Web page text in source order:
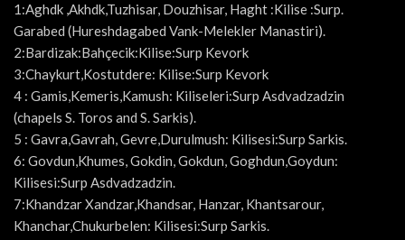
1:Aghdk ,Akhdk,Tuzhisar, Douzhisar, Haght :Kilise :Surp.
Garabed (Hureshdagabed Vank-Melekler Manastiri).
2:Bardizak:Bahçecik:Kilise:Surp Kevork
3:Chaykurt,Kostutdere: Kilise:Surp Kevork
4 : Gamis,Kemeris,Kamush: Kiliseleri:Surp Asdvadzadzin
(chapels S. Toros and S. Sarkis).
5 : Gavra,Gavrah, Gevre,Durulmush: Kilisesi:Surp Sarkis.
6: Govdun,Khumes, Gokdin, Gokdun, Goghdun,Goydun:
Kilisesi:Surp Asdvadzadzin.
7:Khandzar Xandzar,Khandsar, Hanzar, Khantsarour,
Khanchar,Chukurbelen: Kilisesi:Surp Sarkis.